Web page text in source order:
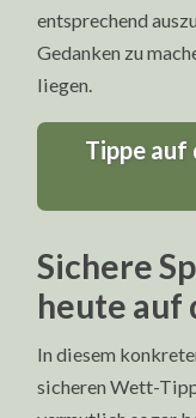
entsprechend
Gedanken zu
liegen.
Tippe auf
Sichere
heute auf
In diesem
sicheren Wett-